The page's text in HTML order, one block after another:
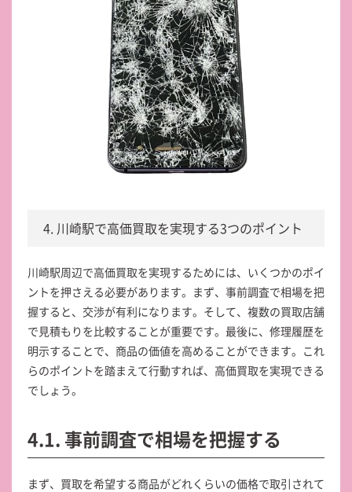
4. 川崎駅で高価買取を実現する3つのポイント
川崎駅周辺で高価買取を実現するためには、いくつかのポイ
ントを押さえる必要があります。まず、事前調査で相場を把
握すると、交渉が有利になります。そして、複数の買取店舗
で見積もりを比較することが重要です。最後に、修理履歴を
明示することで、商品の価値を高めることができます。これ
らのポイントを踏まえて行動すれば、高価買取を実現できる
でしょう。
4.1. 事前調査で相場を把握する
まず、買取を希望する商品がどれくらいの価格で取引されて